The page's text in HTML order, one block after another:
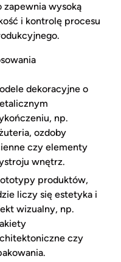
zapewnia wysoką
i kontrolę procesu
dekoracyjne o
np.
ozdoby
czy elementy
wnętrz.
produktów,
liczy się estetyka i
wizualny, np.
czy